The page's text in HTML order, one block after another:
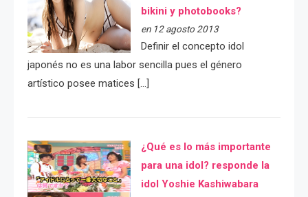
bikini y photobooks?
en 12 agosto 2013
Definir el concepto idol
japonés no es una labor sencilla pues el género
artístico posee matices […]
¿Qué es lo más importante
para una idol? responde la
idol Yoshie Kashiwabara